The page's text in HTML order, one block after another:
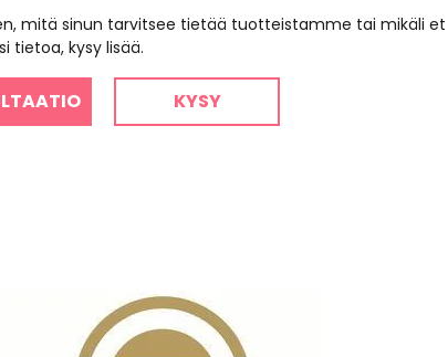
mitä sinun tarvitsee tietää tuotteistamme tai mikäli et
tietoa, kysy lisää.
KYSY